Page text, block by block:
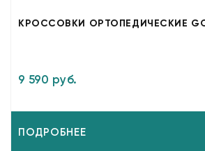
КРОССОВКИ ОРТОПЕДИЧЕСКИЕ
9 590 руб.
ПОДРОБНЕЕ